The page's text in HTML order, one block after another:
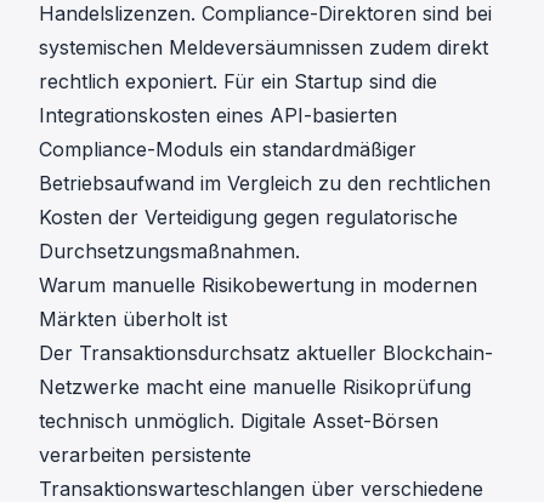
Handelslizenzen. Compliance-Direktoren sind bei
systemischen Meldeversäumnissen zudem direkt
rechtlich exponiert. Für ein Startup sind die
Integrationskosten eines API-basierten
Compliance-Moduls ein standardmäßiger
Betriebsaufwand im Vergleich zu den rechtlichen
Kosten der Verteidigung gegen regulatorische
Durchsetzungsmaßnahmen.
Warum manuelle Risikobewertung in modernen
Märkten überholt ist
Der Transaktionsdurchsatz aktueller Blockchain-
Netzwerke macht eine manuelle Risikoprüfung
technisch unmöglich. Digitale Asset-Börsen
verarbeiten persistente
Transaktionswarteschlangen über verschiedene